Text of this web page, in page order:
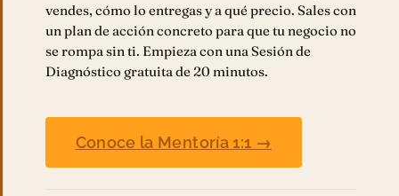
vendes, cómo lo entregas y a qué precio. Sales con
un plan de acción concreto para que tu negocio no
se rompa sin ti. Empieza con una Sesión de
Diagnóstico gratuita de 20 minutos.
Conoce la Mentoría 1:1 →